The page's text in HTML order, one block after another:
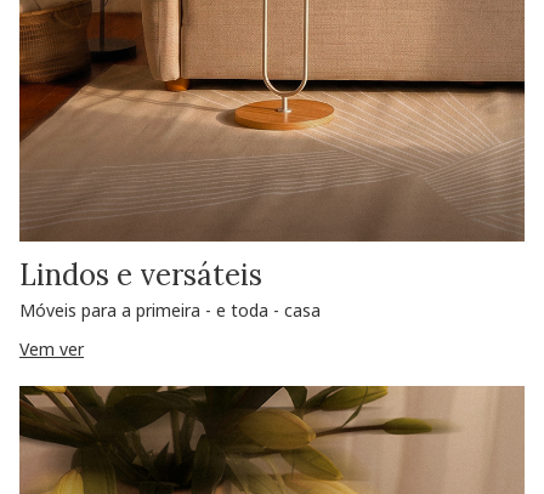
Lindos e versáteis
Móveis para a primeira - e toda - casa
Vem ver